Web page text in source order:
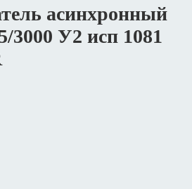
асинхронный
У2 исп 1081